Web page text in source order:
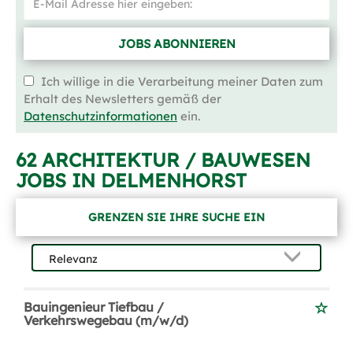
JOBS ABONNIEREN
Ich willige in die Verarbeitung meiner Daten zum
Erhalt des Newsletters gemäß der
Datenschutzinformationen ein.
62 ARCHITEKTUR / BAUWESEN
JOBS IN DELMENHORST
GRENZEN SIE IHRE SUCHE EIN
Bauingenieur Tiefbau /
Verkehrswegebau (m/w/d)